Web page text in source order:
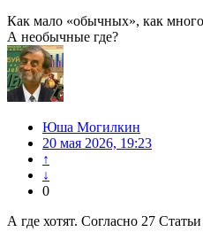
Как мало «обычных», как
А необычные где?
Юша Могилкин
20 мая 2026, 19:23
↑
↓
0
А где хотят. Согласно 27